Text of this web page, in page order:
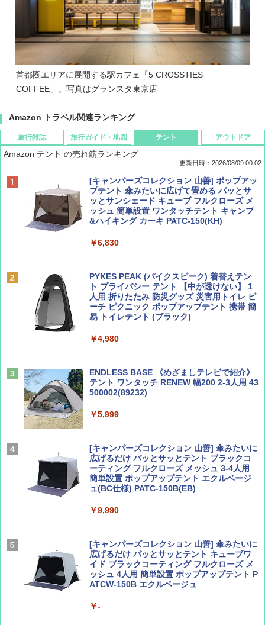
首都圏エリアに展開する駅カフェ「5 CROSSTIES
COFFEE」。写真はグランスタ東京店
Amazon トラベル関連ランキング
旅行雑誌
BE-PAL(ビ-パル) 2026年 9 月号【特別付録:
SOTO ミニマル"旅"財布 ランダム2種】
￥1,500
￥713
AIRLINE（エアライン）2026年9月号【特
集】ボーイング110周年を祝して！
￥1,760
旅行ガイド・地図
D40 地球の歩き方 チェンマイ タイ北部の魅
力的な町 2026～2027 地球の歩き方D アジア
￥2,079
￥2,695
球の歩き方A ヨーロッパ
ァキア 2026～2027 地球の歩き方A ヨーロッ
￥2,277
新しい日本地理 地図・統計・移動から読み
解く (講談社現代新書)
￥1,540
テント
Amazon テント の売れ筋ランキング
更新日時：2026/08/09 00:02
[キャンパーズコレクション 山善] ポップアッ
プテント 傘みたいに広げて畳める パッとサ
ッとサンシェード キューブ フルクローズ メ
ッシュ 簡単設置 ワンタッチテント キャンプ
&ハイキング カーキ PATC-150(KH)
￥6,830
PYKES PEAK (パイクスピーク) 着替えテン
ト プライバシー テント 【中が透けない】 1
人用 折りたたみ 防災グッズ 災害用トイレ ビ
ーチ ピクニック ポップアップテント 携帯 簡
易 トイレテント (ブラック)
￥4,980
ENDLESS BASE 《めざましテレビで紹介》
テント ワンタッチ RENEW 幅200 2-3人用 43
500002(89232)
￥5,999
[キャンパーズコレクション 山善] 傘みたいに
広げるだけ パッとサッとテント ブラックコ
ーティング フルクローズ メッシュ 3-4人用
簡単設置 ポップアップテント エクルベージ
ュ(BC仕様) PATC-150B(EB)
￥9,990
[キャンパーズコレクション 山善] 傘みたいに
広げるだけ パッとサッとテント キューブワ
イド ブラックコーティング フルクローズ メ
ッシュ 4人用 簡単設置 ポップアップテント P
ATCW-150B エクルベージュ
￥-
アウトドア